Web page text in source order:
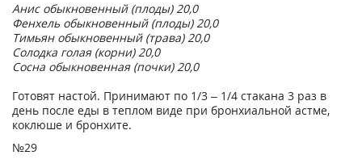
Анис обыкновенный (плоды) 20,0
Фенхель обыкновенный (плоды) 20,0
Тимьян обыкновенный (трава) 20,0
Солодка голая (корни) 20,0
Сосна обыкновенная (почки) 20,0
Готовят настой. Принимают по 1/3 – 1/4 стакана 3 раз в
день после еды в теплом виде при бронхиальной астме,
коклюше и бронхите.
№29